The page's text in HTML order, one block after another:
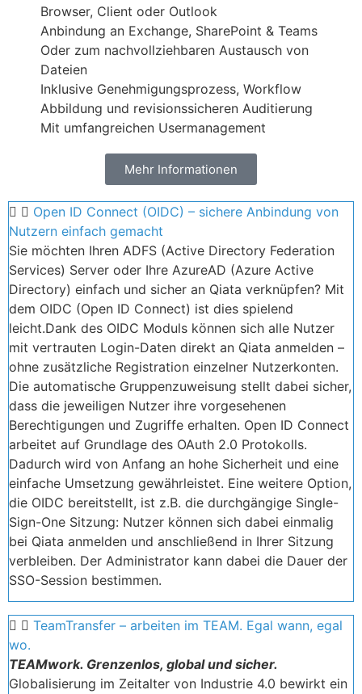
Browser, Client oder Outlook
Anbindung an Exchange, SharePoint & Teams
Oder zum nachvollziehbaren Austausch von
Dateien
Inklusive Genehmigungsprozess, Workflow
Abbildung und revisionssicheren Auditierung
Mit umfangreichen Usermanagement
Mehr Informationen
Open ID Connect (OIDC) – sichere Anbindung von
Nutzern einfach gemacht
Sie möchten Ihren ADFS (Active Directory Federation
Services) Server oder Ihre AzureAD (Azure Active
Directory) einfach und sicher an Qiata verknüpfen? Mit
dem OIDC (Open ID Connect) ist dies spielend
leicht.Dank des OIDC Moduls können sich alle Nutzer
mit vertrauten Login-Daten direkt an Qiata anmelden –
ohne zusätzliche Registration einzelner Nutzerkonten.
Die automatische Gruppenzuweisung stellt dabei sicher,
dass die jeweiligen Nutzer ihre vorgesehenen
Berechtigungen und Zugriffe erhalten. Open ID Connect
arbeitet auf Grundlage des OAuth 2.0 Protokolls.
Dadurch wird von Anfang an hohe Sicherheit und eine
einfache Umsetzung gewährleistet. Eine weitere Option,
die OIDC bereitstellt, ist z.B. die durchgängige Single-
Sign-One Sitzung: Nutzer können sich dabei einmalig
bei Qiata anmelden und anschließend in Ihrer Sitzung
verbleiben. Der Administrator kann dabei die Dauer der
SSO-Session bestimmen.
TeamTransfer – arbeiten im TEAM. Egal wann, egal
wo.
TEAMwork. Grenzenlos, global und sicher.
Globalisierung im Zeitalter von Industrie 4.0 bewirkt ein